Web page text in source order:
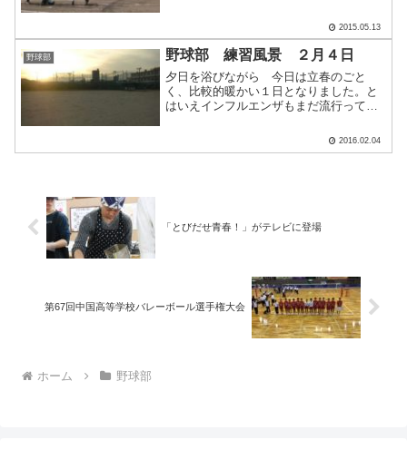
打：土田、松村 ０－２で迎えた７
回、１死から連続四球と松村の２塁打な
どで一気に 逆転。８回.....
2015.05.13
野球部 野球部 練習風景 ２月４日
夕日を浴びながら 今日は立春のごと
く、比較的暖かい１日となりました。と
はいえインフルエンザもまだ流行ってお
数名の欠席者がいますが元気よく練習を
行いました。 アップ、ティー、ロング
2016.02.04
「とびだせ青春！」がテレビに登場
第67回中国高等学校バレーボール選手権大会
ホーム 野球部